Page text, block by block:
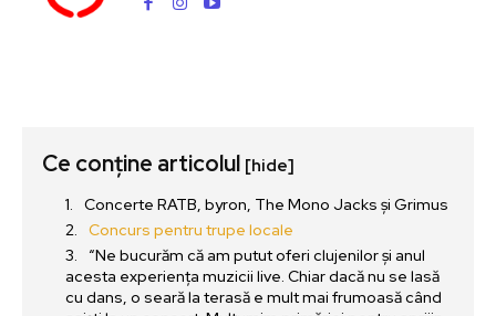
Ce conține articolul [hide]
Concerte RATB, byron, The Mono Jacks și Grimus
Concurs pentru trupe locale
“Ne bucurăm că am putut oferi clujenilor și anul
acesta experiența muzicii live. Chiar dacă nu se lasă
cu dans, o seară la terasă e mult mai frumoasă când